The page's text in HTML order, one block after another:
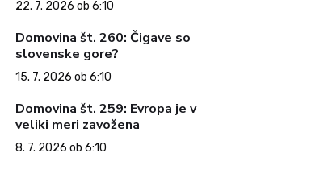
22. 7. 2026 ob 6:10
Domovina št. 260: Čigave so
slovenske gore?
15. 7. 2026 ob 6:10
Domovina št. 259: Evropa je v
veliki meri zavožena
8. 7. 2026 ob 6:10